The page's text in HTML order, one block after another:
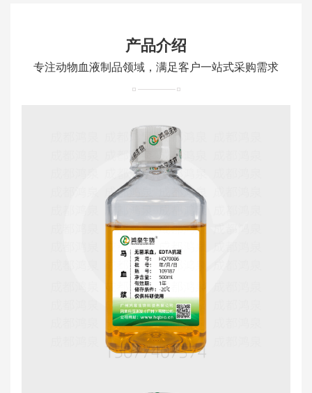
产品介绍
专注动物血液制品领域，满足客户一站式采购需求